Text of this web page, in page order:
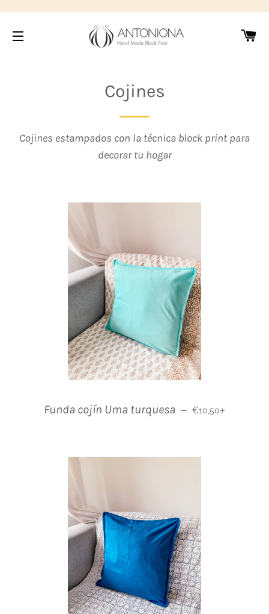
Cojines
Cojines estampados con la técnica block print para
decorar tu hogar
Funda cojín Uma turquesa — Normaler Preis
€10,50